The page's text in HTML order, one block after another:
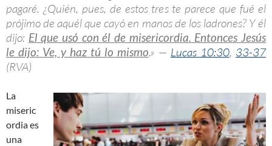
pagaré. ¿Quién, pues, de estos tres te parece que fué el
prójimo de aquél que cayó en manos de los ladrones? Y él
dijo: El que usó con él de misericordia. Entonces Jesús
le dijo: Ve, y haz tú lo mismo.» — Lucas 10:30, 33-37
(RVA)
La
miseric
ordia es
una